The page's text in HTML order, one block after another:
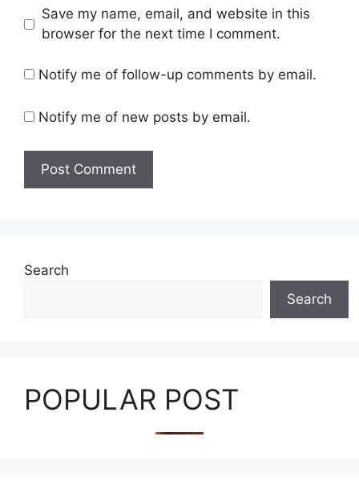
Save my name, email, and website in this
browser for the next time I comment.
Notify me of follow-up comments by email.
Notify me of new posts by email.
Search
Search
POPULAR POST